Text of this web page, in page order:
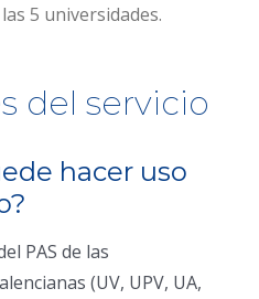
5 universidades.
del servicio
hacer uso
PAS de las
(UV, UPV, UA,